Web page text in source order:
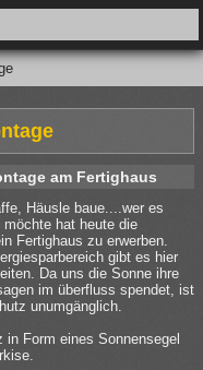
am Fertighaus
Häusle baue....wer es
möchte hat heute die
Fertighaus zu erwerben.
gibt es hier
Da uns die Sonne ihre
im überfluss spendet, ist
unumgänglich.
in Form eines Sonnensegel